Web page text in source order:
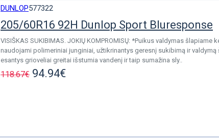
DUNLOP577322
205/60R16 92H Dunlop Sport Bluresponse
VISIŠKAS SUKIBIMAS. JOKIŲ KOMPROMISŲ: *Puikus valdymas
naudojami polimeriniai junginiai, užtikrinantys geresnį sukibimą ir
esantys grioveliai greitai išstumia vandenį ir taip sumažina sly..
118.67€ 94.94€